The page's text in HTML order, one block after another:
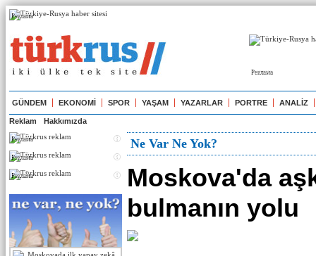
Реклама
Реклама
GÜNDEM EKONOMİ SPOR YAŞAM YAZARLAR PORTRE ANALİZ
Reklam Hakkımızda
Реклама
Реклама
Реклама
Ne Var Ne Yok?
Moskova'da
bulmanın yolu